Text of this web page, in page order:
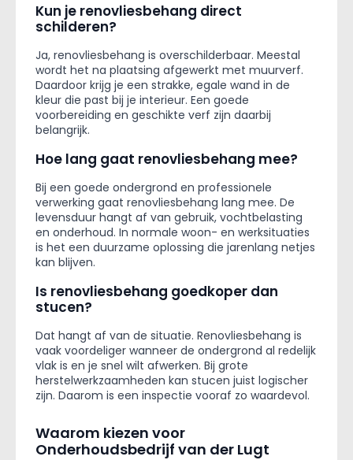
Kun je renovliesbehang direct
schilderen?
Ja, renovliesbehang is overschilderbaar. Meestal
wordt het na plaatsing afgewerkt met muurverf.
Daardoor krijg je een strakke, egale wand in de
kleur die past bij je interieur. Een goede
voorbereiding en geschikte verf zijn daarbij
belangrijk.
Hoe lang gaat renovliesbehang mee?
Bij een goede ondergrond en professionele
verwerking gaat renovliesbehang lang mee. De
levensduur hangt af van gebruik, vochtbelasting
en onderhoud. In normale woon- en werksituaties
is het een duurzame oplossing die jarenlang netjes
kan blijven.
Is renovliesbehang goedkoper dan
stucen?
Dat hangt af van de situatie. Renovliesbehang is
vaak voordeliger wanneer de ondergrond al redelijk
vlak is en je snel wilt afwerken. Bij grote
herstelwerkzaamheden kan stucen juist logischer
zijn. Daarom is een inspectie vooraf zo waardevol.
Waarom kiezen voor
Onderhoudsbedrijf van der Lugt